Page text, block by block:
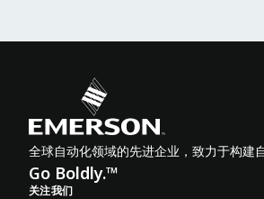
全球自动化领域的先进企业，致力于构建
Go Boldly.™
关注我们